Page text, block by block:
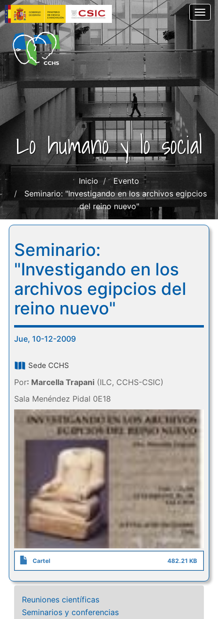
Pasar
al
contenido
principal
Lo humano y lo social
Inicio
Evento
Seminario: "Investigando en los archivos egipcios
del reino nuevo"
Seminario:
"Investigando en los
archivos egipcios del
reino nuevo"
Jue, 10-12-2009
Sede CCHS
Por: Marcella Trapani(ILC, CCHS-CSIC)
Sala Menéndez Pidal 0E18
Cartel 482.21 KB
Reuniones científicas
Seminarios y conferencias